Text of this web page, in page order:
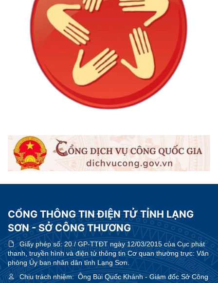
CỔNG THÔNG TIN ĐIỆN TỬ TỈNH LẠNG
SƠN - SỞ CÔNG THƯƠNG
Giấy phép số:20 / GP-TTĐT ngày 12/03/2015 của Cục phát
thanh, truyền hình và điện tử thông tin Cơ quan thường trực: Văn
phòng Ủy ban nhân dân tỉnh Lạng Sơn.
Chịu trách nhiệm:Ông Bùi Quốc Khánh - Giám đốc Sở Công